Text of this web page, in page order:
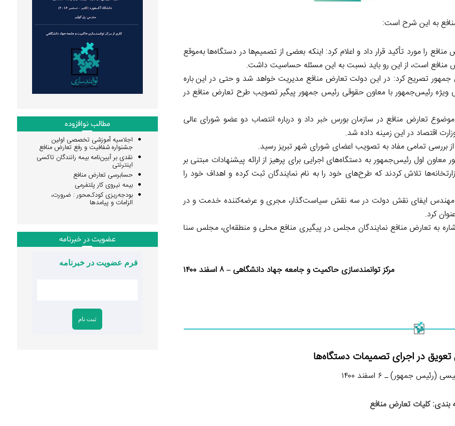
به این شرح است:
را مورد تأکید قرار داد و اعلام کرد: اینکه بعضی از تصمیم‌ها در دستگاه‌ها به‌موقع
منافع است، از این رو باید نسبت به این مسئله حساسیت داشت.
تصریح کرد: در این دولت تعارض منافع مدیریت خواهد شد و حتی در این باره
ویژه رئیس‌جمهور با معاون حقوقی رئیس جمهور پیگیر تصویب طرح تعارض منافع در
موضوع تعارض منافع در سازمان بورس خبر داد و درباره انتصاب دو عضو شورای عالی
اقتصاد در این زمینه داده شد.
بررسی تمامی مفاد به تصویب اعضای شورای شهر تبریز رسید.
اول رئیس‌جمهور به دستگاه‌های اجرایی برای پرهیز از ارائه پیشنهادات مبتنی بر
تلاش کردند که طرح‌های خود را به نام نمایندگان ثبت کرده و اهداف خود را
مهندس ایفای نقش دولت در سه نقش سیاست‌گذار، مجری و عرضه‌کننده خدمت و در
کرد.
به تعارض منافع نمایندگان مجلس در پیگیری منافع محلی و منطقه‌ای، مجلس سنا
مرکز توانمندسازی حاکمیت و جامعه جهاد دانشگاهی – ۸ اسفند ۱۴۰۰
در اجرای تصمیمات دستگاه‌ها
(رئیس جمهور) ـ ۶ اسفند ۱۴۰۰
بندی: کلیات تعارض منافع
مطالب نوافزوده
اجلاسیه آموزشی تخصصی اولین
جشنواره شفافیت و رفع تعارض منافع
نقدی بر آیین‌نامه بیمه رانندگان تاکسی
اینترنتی
حسابرسی تعارض منافع
بیمه نیروی کار پلتفرمی
بودجه‌ریزی کودک‌محور : ضرورت،
الزامات و پیامدها
عضویت در خبرنامه
فرم عضویت در خبرنامه